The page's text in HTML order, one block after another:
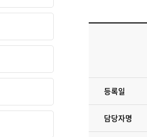
등록일
담당자명